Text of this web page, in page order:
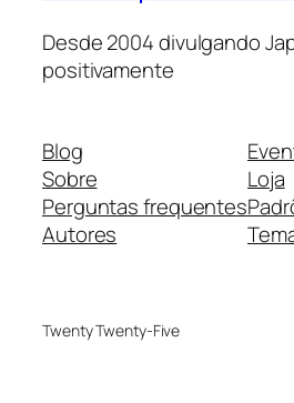
Desde 2004 divulgando
positivamente
Blog
Sobre
Perguntas frequentes
Autores
Loja
Twenty Twenty-Five